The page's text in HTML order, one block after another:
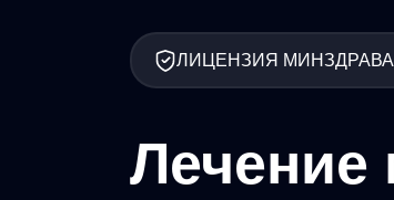
ЛИЦЕНЗИЯ
Лечение